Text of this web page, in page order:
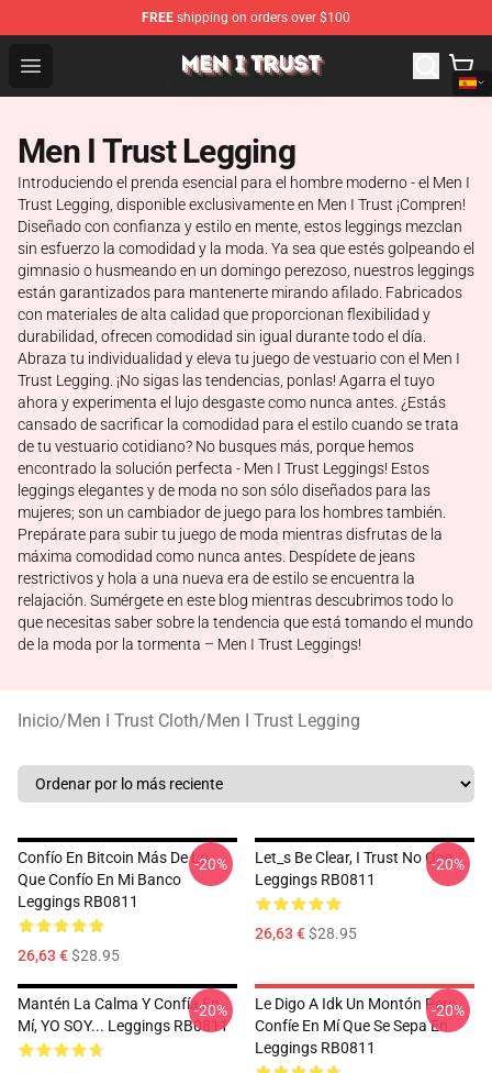
FREE shipping on orders over $100
Open menu
Men I Trust Shop - Official Men I Trust Merchandise Store
Men I Trust Legging
Introduciendo el prenda esencial para el hombre moderno - el Men I
Trust Legging, disponible exclusivamente en Men I Trust ¡Compren!
Diseñado con confianza y estilo en mente, estos leggings mezclan
sin esfuerzo la comodidad y la moda. Ya sea que estés golpeando el
gimnasio o husmeando en un domingo perezoso, nuestros leggings
están garantizados para mantenerte mirando afilado. Fabricados
con materiales de alta calidad que proporcionan flexibilidad y
durabilidad, ofrecen comodidad sin igual durante todo el día.
Abraza tu individualidad y eleva tu juego de vestuario con el Men I
Trust Legging. ¡No sigas las tendencias, ponlas! Agarra el tuyo
ahora y experimenta el lujo desgaste como nunca antes. ¿Estás
cansado de sacrificar la comodidad para el estilo cuando se trata
de tu vestuario cotidiano? No busques más, porque hemos
encontrado la solución perfecta - Men I Trust Leggings! Estos
leggings elegantes y de moda no son sólo diseñados para las
mujeres; son un cambiador de juego para los hombres también.
Prepárate para subir tu juego de moda mientras disfrutas de la
máxima comodidad como nunca antes. Despídete de jeans
restrictivos y hola a una nueva era de estilo se encuentra la
relajación. Sumérgete en este blog mientras descubrimos todo lo
que necesitas saber sobre la tendencia que está tomando el mundo
de la moda por la tormenta – Men I Trust Leggings!
Inicio/Men I Trust Cloth/Men I Trust Legging
Confío En Bitcoin Más De Lo
Que Confío En Mi Banco
Leggings RB0811
26,63 €$28.95
-20%
Let_s Be Clear, I Trust No One
Leggings RB0811
26,63 €$28.95
-20%
Mantén La Calma Y Confía En
Mí, YO SOY... Leggings RB0811
-20%
Le Digo A Idk Un Montón Pero
Confíe En Mí Que Se Sepa En
Leggings RB0811
-20%